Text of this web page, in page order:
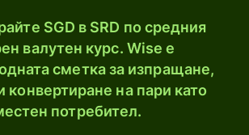
SGD в SRD по средния
валутен курс. Wise е
сметка за изпращане,
конвертиране на пари като
потребител.